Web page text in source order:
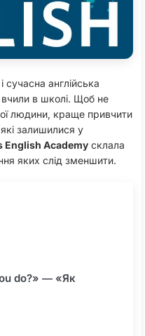
англійська
вчили в школі. Щоб не
людини, краще привчити
залишилися у
English Academy склала
яких слід зменшити.
do?» ― «Як